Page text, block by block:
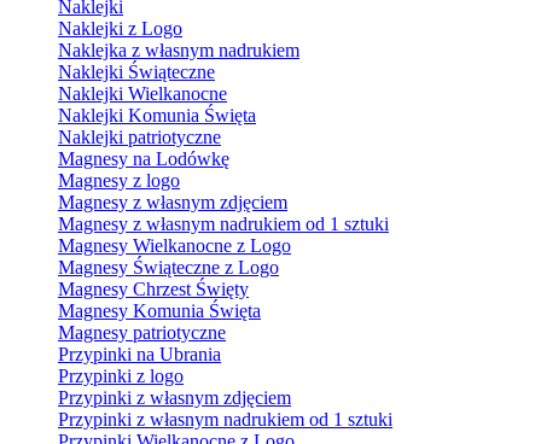
Naklejki
Naklejki z Logo
Naklejka z własnym nadrukiem
Naklejki Świąteczne
Naklejki Wielkanocne
Naklejki Komunia Święta
Naklejki patriotyczne
Magnesy na Lodówkę
Magnesy z logo
Magnesy z własnym zdjęciem
Magnesy z własnym nadrukiem od 1 sztuki
Magnesy Wielkanocne z Logo
Magnesy Świąteczne z Logo
Magnesy Chrzest Święty
Magnesy Komunia Święta
Magnesy patriotyczne
Przypinki na Ubrania
Przypinki z logo
Przypinki z własnym zdjęciem
Przypinki z własnym nadrukiem od 1 sztuki